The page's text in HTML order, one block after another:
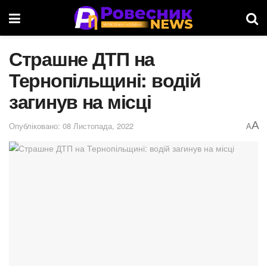
Страшне ДТП на
Тернопільщині: водій
загинув на місці
Опубліковано: 08 Листопада, 2022 AA